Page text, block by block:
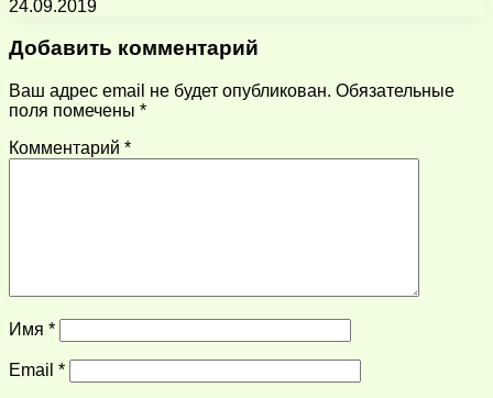
24.09.2019
Добавить комментарий
Ваш адрес email не будет опубликован. Обязательные
поля помечены *
Комментарий *
Имя *
Email *